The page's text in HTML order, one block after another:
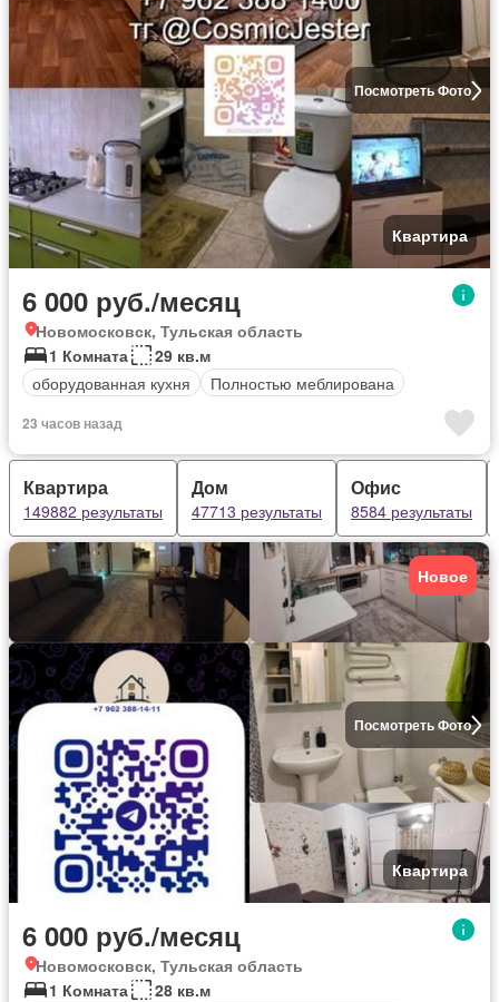
Посмотреть Фото
Квартира
6 000 руб./месяц
Новомосковск, Тульская область
1 Комната
29 кв.м
оборудованная кухня
Полностью меблирована
23 часов назад
Квартира
149882 результаты
Дом
47713 результаты
Офис
8584 результаты
Посмотреть Фото
Новое
Квартира
6 000 руб./месяц
Новомосковск, Тульская область
1 Комната
28 кв.м